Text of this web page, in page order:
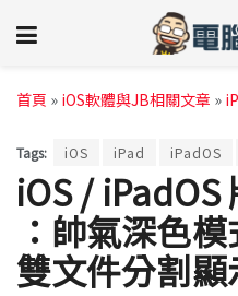
首頁 » iOS軟體與JB相關文章 »
Tags: iOS iPad iPadOS
iOS / iPadOS
：帥氣深色
雙文件分割顯